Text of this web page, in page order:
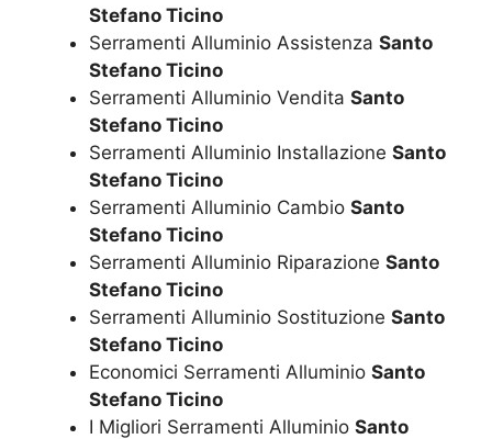
Stefano Ticino
Serramenti Alluminio Assistenza Santo
Stefano Ticino
Serramenti Alluminio Vendita Santo
Stefano Ticino
Serramenti Alluminio Installazione Santo
Stefano Ticino
Serramenti Alluminio Cambio Santo
Stefano Ticino
Serramenti Alluminio Riparazione Santo
Stefano Ticino
Serramenti Alluminio Sostituzione Santo
Stefano Ticino
Economici Serramenti Alluminio Santo
Stefano Ticino
I Migliori Serramenti Alluminio Santo